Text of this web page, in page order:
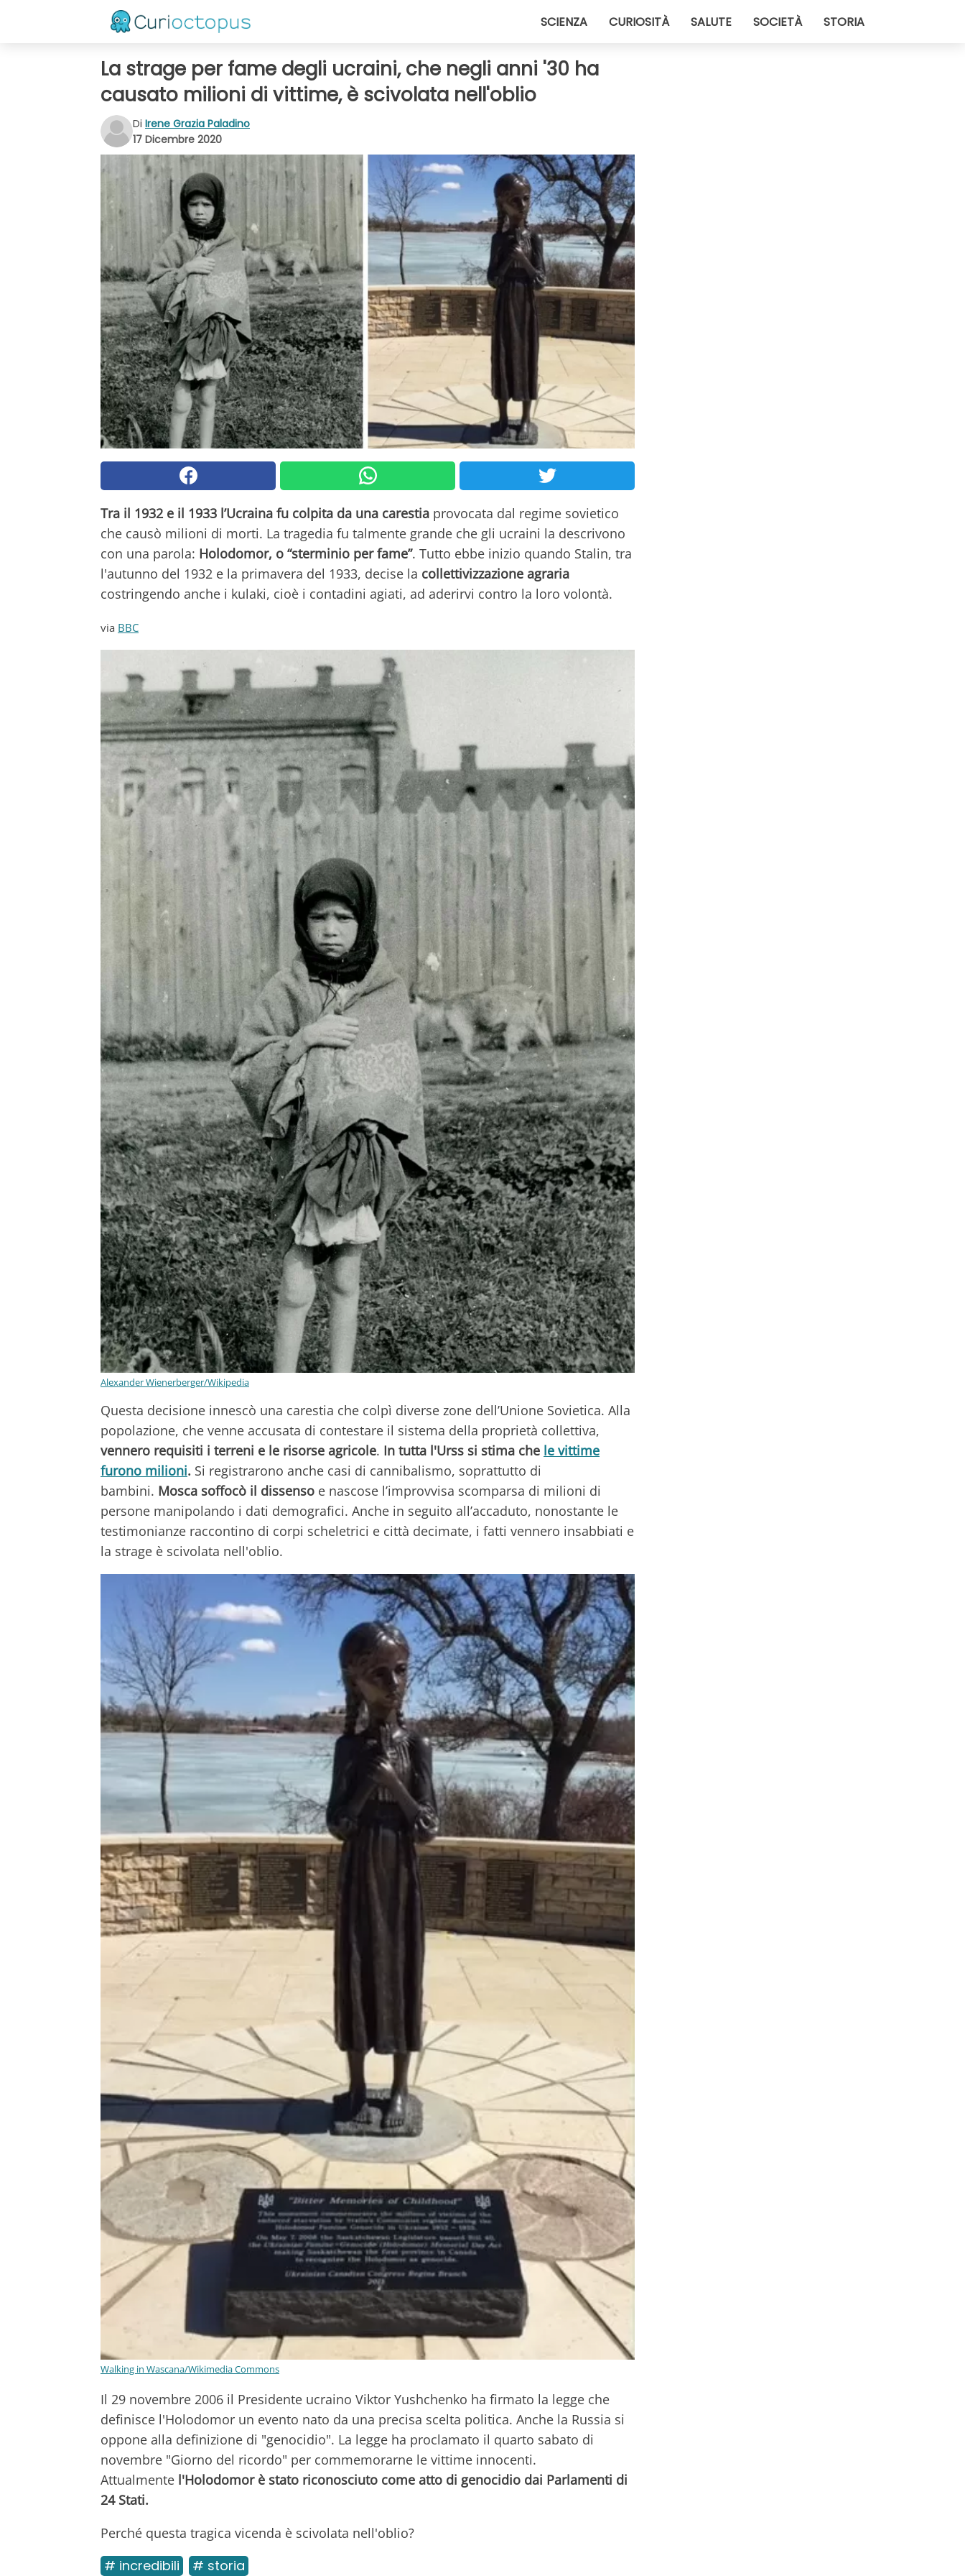
SCIENZA CURIOSITÀ SALUTE SOCIETÀ STORIA
La strage per fame degli ucraini, che negli anni '30 ha
causato milioni di vittime, è scivolata nell'oblio
Di Irene Grazia Paladino
17 Dicembre 2020
Tra il 1932 e il 1933 l’Ucraina fu colpita da una carestia provocata dal regime sovietico
che causò milioni di morti. La tragedia fu talmente grande che gli ucraini la descrivono
con una parola: Holodomor, o “sterminio per fame”. Tutto ebbe inizio quando Stalin, tra
l'autunno del 1932 e la primavera del 1933, decise la collettivizzazione agraria
costringendo anche i kulaki, cioè i contadini agiati, ad aderirvi contro la loro volontà.
via BBC
Alexander Wienerberger/Wikipedia
Questa decisione innescò una carestia che colpì diverse zone dell’Unione Sovietica. Alla
popolazione, che venne accusata di contestare il sistema della proprietà collettiva,
vennero requisiti i terreni e le risorse agricole. In tutta l'Urss si stima che le vittime
furono milioni. Si registrarono anche casi di cannibalismo, soprattutto di
bambini. Mosca soffocò il dissenso e nascose l’improvvisa scomparsa di milioni di
persone manipolando i dati demografici. Anche in seguito all’accaduto, nonostante le
testimonianze raccontino di corpi scheletrici e città decimate, i fatti vennero insabbiati e
la strage è scivolata nell'oblio.
Walking in Wascana/Wikimedia Commons
Il 29 novembre 2006 il Presidente ucraino Viktor Yushchenko ha firmato la legge che
definisce l'Holodomor un evento nato da una precisa scelta politica. Anche la Russia si
oppone alla definizione di "genocidio". La legge ha proclamato il quarto sabato di
novembre "Giorno del ricordo" per commemorarne le vittime innocenti.
Attualmente l'Holodomor è stato riconosciuto come atto di genocidio dai Parlamenti di
24 Stati.
Perché questa tragica vicenda è scivolata nell'oblio?
# incredibili # storia